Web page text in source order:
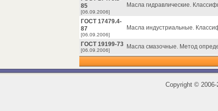
85
[06.09.2006]
Масла гидравлические.
ГОСТ 17479.4-
87
[06.09.2006]
Масла индустриальные.
ГОСТ 19199-73
[06.09.2006]
Масла смазочные. Метод
Copyright ©